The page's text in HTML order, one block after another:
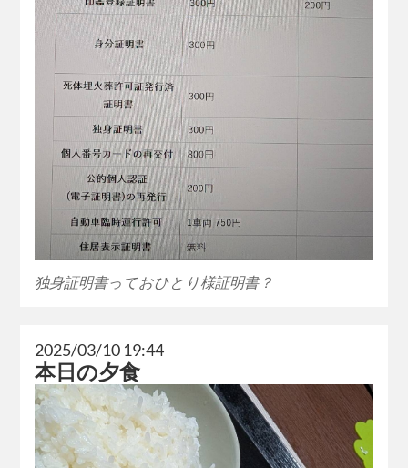
独身証明書っておひとり様証明書？
2025/03/10 19:44
本日の夕食